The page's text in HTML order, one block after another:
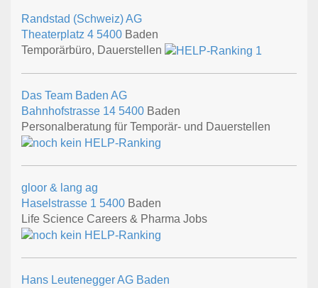
Randstad (Schweiz) AG
Theaterplatz 4 5400 Baden
Temporärbüro, Dauerstellen
Das Team Baden AG
Bahnhofstrasse 14 5400 Baden
Personalberatung für Temporär- und Dauerstellen
gloor & lang ag
Haselstrasse 1 5400 Baden
Life Science Careers & Pharma Jobs
Hans Leutenegger AG Baden